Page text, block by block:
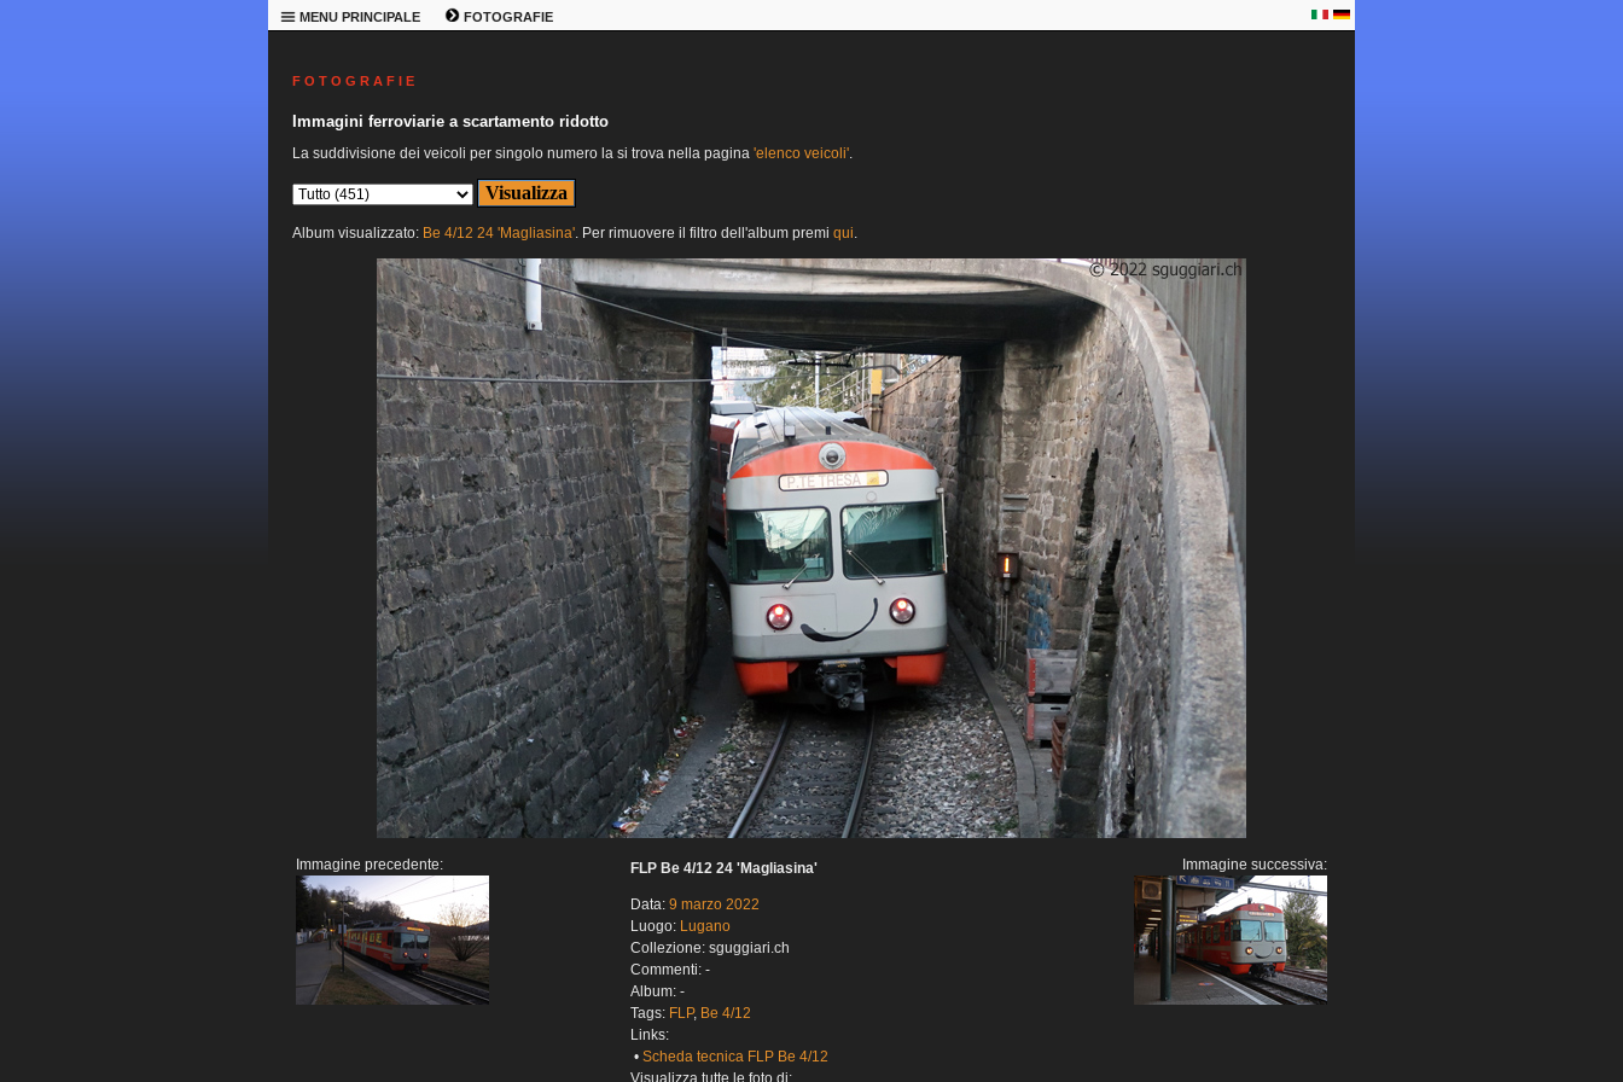
MENU PRINCIPALE FOTOGRAFIE
F O T O G R A F I E
Immagini ferroviarie a scartamento ridotto
La suddivisione dei veicoli per singolo numero la si trova nella pagina 'elenco veicoli'.
Album visualizzato: Be 4/12 24 'Magliasina'. Per rimuovere il filtro dell'album premi qui.
Immagine precedente: FLP Be 4/12 24 'Magliasina'
Data: 9 marzo 2022
Luogo: Lugano
Collezione: sguggiari.ch
Commenti: -
Album: -
Tags: FLP, Be 4/12
Links:
• Scheda tecnica FLP Be 4/12
Immagine successiva: